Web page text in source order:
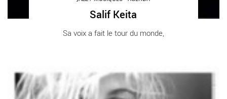
Salif Keita
Sa voix a fait le tour du monde,
MALENE MORTENSEN & ED THIGPEN - Critique sortie Jazz /
Musiques